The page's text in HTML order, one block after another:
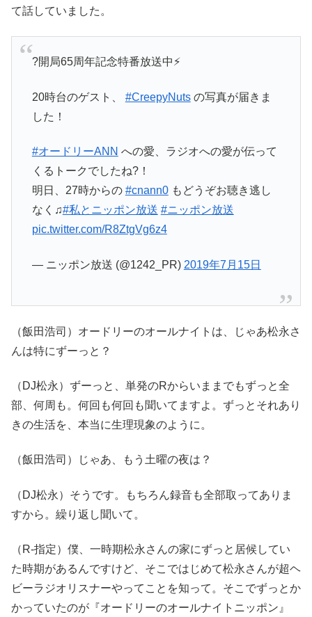
て話していました。
?開局65周年記念特番放送中⚡️
20時台のゲスト、 #CreepyNutsの写真が届きま
した！
#オードリーANN への愛、ラジオへの愛が伝って
くるトークでしたね?！
明日、27時からの #cnann0もどうぞお聴き逃し
なく♫#私とニッポン放送 #ニッポン放送
pic.twitter.com/R8ZtgVg6z4
— ニッポン放送 (@1242_PR) 2019年7月15日
（飯田浩司）オードリーのオールナイトは、じゃあ松永さ
んは特にずーっと？
（DJ松永）ずーっと、単発のRからいままでもずっと全
部、何周も。何回も何回も聞いてますよ。ずっとそれあり
きの生活を、本当に生理現象のように。
（飯田浩司）じゃあ、もう土曜の夜は？
（DJ松永）そうです。もちろん録音も全部取ってありま
すから。繰り返し聞いて。
（R-指定）僕、一時期松永さんの家にずっと居候してい
た時期があるんですけど、そこではじめて松永さんが超ヘ
ビーラジオリスナーやってことを知って。そこでずっとか
かっていたのが『オードリーのオールナイトニッポン』